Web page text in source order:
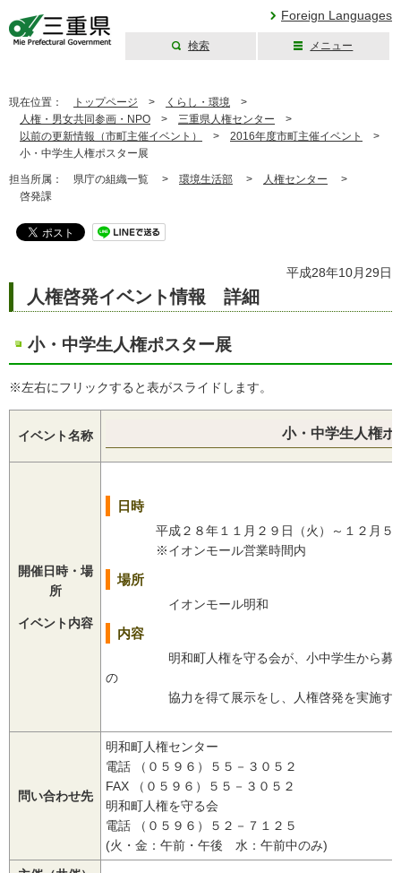
Foreign Languages
検索 メニュー
現在位置： トップページ > くらし・環境 >
人権・男女共同参画・NPO > 三重県人権センター >
以前の更新情報（市町主催イベント）
> 2016年度市町主催イベント
>
小・中学生人権ポスター展
担当所属： 県庁の組織一覧 > 環境生活部 > 人権センター >
啓発課
平成28年10月29日
人権啓発イベント情報 詳細
小・中学生人権ポスター展
※左右にフリックすると表がスライドします。
イベント名称 小・中学生人権ポ
開催日時・場
所
イベント内容
日時
平成２８年１１月２９日（火）～１２月５
※イオンモール営業時間内
場所
イオンモール明和
内容
明和町人権を守る会が、小中学生から募集
の
協力を得て展示をし、人権啓発を実施す
問い合わせ先
明和町人権センター
電話 （０５９６）５５－３０５２
FAX （０５９６）５５－３０５２
明和町人権を守る会
電話 （０５９６）５２－７１２５
(火・金：午前・午後 水：午前中のみ)